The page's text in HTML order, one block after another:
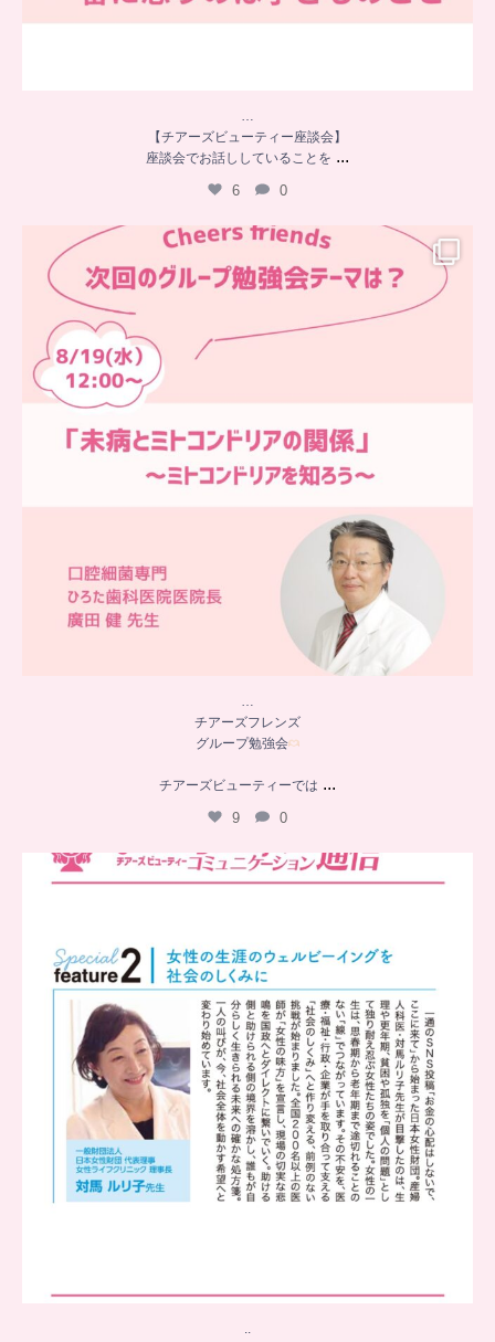
…
【チアーズビューティー座談会】
座談会でお話ししていることを ...
6 0
…
グループ勉強会
…
チアーズフレンズ
グループ勉強会
チアーズビューティーでは ...
9 0
..
8
..